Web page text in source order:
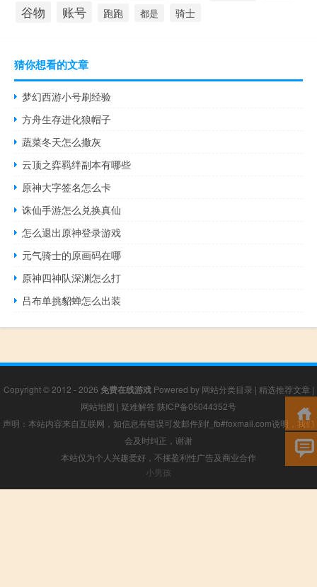
谷物 账号 跑跑 都是 骑士
猜你想看的文章
梦幻西游小号刷经验
方舟生存进化狼帽子
蔬菜冬天怎么撒灰
云顶之弈羁绊副本有哪些
原神大字签名怎么卡
诛仙手游怎么兑换真仙
怎么退出原神登录游戏
元气骑士的原画码在哪
原神四神队深渊怎么打
吕布单挑貂蝉怎么出装
Copyright © 2012 - 2026 免费在线游戏Powered by 网站分类目录 | 精选推荐文章 |
网站地图 | 疑难解答 陕ICP备05044352号
声明：本站内容来自互联网，如信息有错误可发邮件到f_fb#foxmail.com说明，我们
会及时纠正，谢谢
本站仅为个人兴趣爱好，不接盈利性广告及商业合作
小男孩